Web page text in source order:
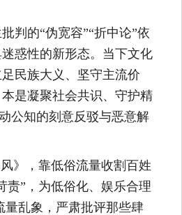
判的“伪宽容”“折中论”依
惑性的新形态。当下文化
民族大义、坚守主流价
是凝聚社会共识、守护精
公知的刻意反驳与恶意解
》，靠低俗流量收割百姓
责”，为低俗化、娱乐合理
量乱象，严肃批评那些肆